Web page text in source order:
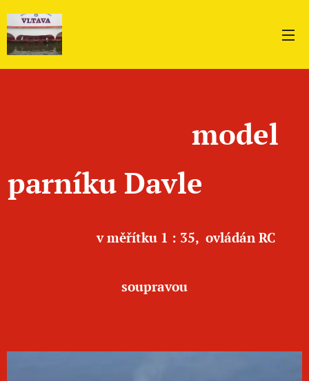
model
parníku Davle
vměřítku 1 : 35, ovládán RC
soupravou